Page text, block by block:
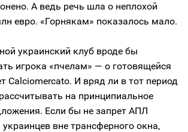
А ведь речь шла о неплохой
евро. «Горнякам» показалось мало.
украинский клуб вроде бы
игрока «пчелам» — о готовящейся
Calciomercato. И вряд ли в тот период
на принципиальное
Если бы не запрет АПЛ
украинцев вне трансферного окна,